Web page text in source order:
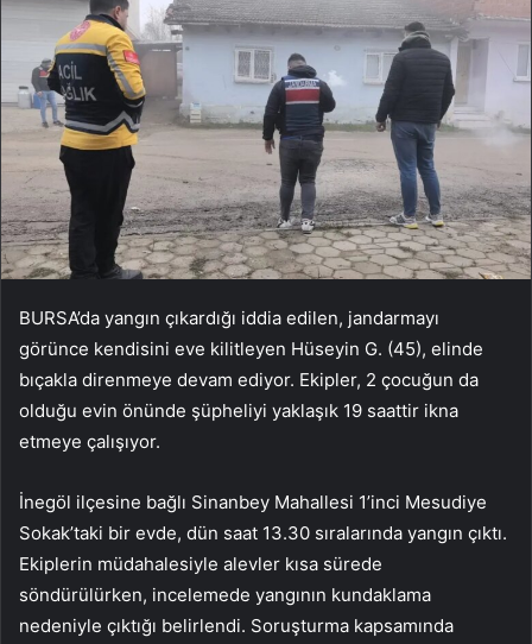
BURSA’da yangın çıkardığı iddia edilen, jandarmayı
görünce kendisini eve kilitleyen Hüseyin G. (45), elinde
bıçakla direnmeye devam ediyor. Ekipler, 2 çocuğun da
olduğu evin önünde şüpheliyi yaklaşık 19 saattir ikna
etmeye çalışıyor.
İnegöl ilçesine bağlı Sinanbey Mahallesi 1’inci Mesudiye
Sokak’taki bir evde, dün saat 13.30 sıralarında yangın çıktı.
Ekiplerin müdahalesiyle alevler kısa sürede
söndürülürken, incelemede yangının kundaklama
nedeniyle çıktığı belirlendi. Soruşturma kapsamında